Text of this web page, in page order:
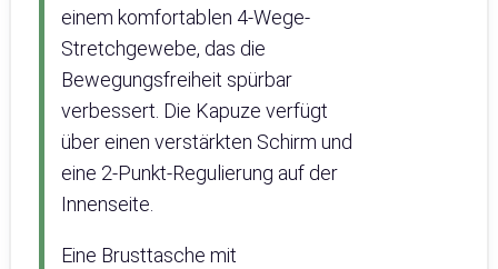
einem komfortablen 4-Wege-
Stretchgewebe, das die
Bewegungsfreiheit spürbar
verbessert. Die Kapuze verfügt
über einen verstärkten Schirm und
eine 2-Punkt-Regulierung auf der
Innenseite.
Eine Brusttasche mit